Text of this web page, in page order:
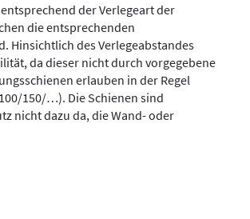
der Verlegeart der
die entsprechenden
Hinsichtlich des Verlegeabstandes
da dieser nicht durch vorgegebene
erlauben in der Regel
150/…). Die Schienen sind
nicht dazu da, die Wand- oder